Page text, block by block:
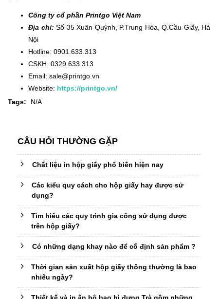
Công ty cổ phần Printgo Việt Nam
Địa chỉ: Số 35 Xuân Quỳnh, P.Trung Hòa, Q.Cầu Giấy, Hà
Nội
Hotline: 0901.633.313
CSKH: 0329.633.313
Email: sale@printgo.vn
Website: https://printgo.vn/
Tags:
N/A
CÂU HỎI THƯỜNG GẶP
Chất liệu in hộp giấy phổ biến hiện nay
Các kiểu quy cách cho hộp giấy hay được sử
dụng?
Tìm hiểu các quy trình gia công sử dụng được
trên hộp giấy?
Có những dạng khay nào để cố định sản phẩm ?
Thời gian sản xuất hộp giấy thông thường là bao
nhiêu ngày?